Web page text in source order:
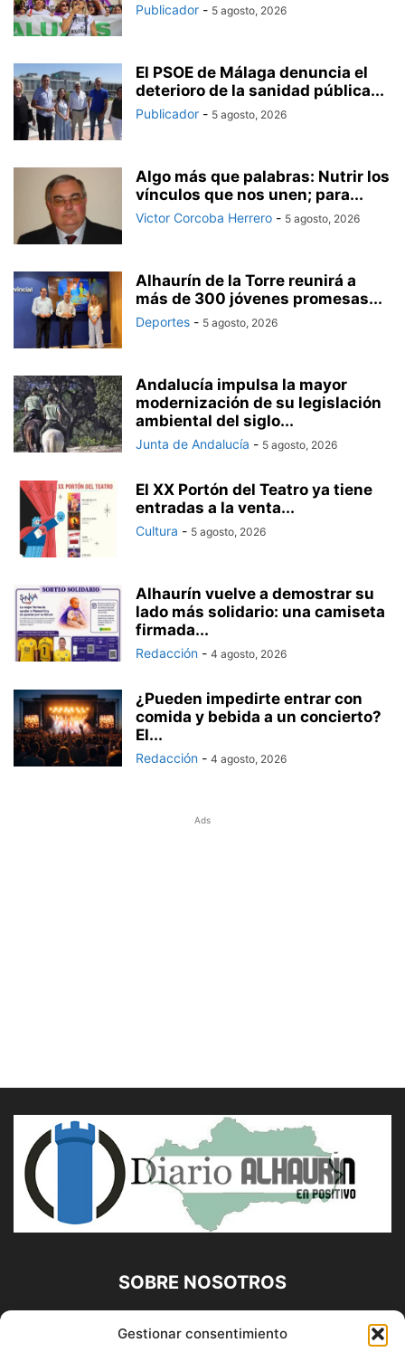
Gestionar consentimiento
Publicador - 5 agosto, 2026
El PSOE de Málaga denuncia el
deterioro de la sanidad pública...
Publicador - 5 agosto, 2026
Algo más que palabras: Nutrir los
vínculos que nos unen; para...
Victor Corcoba Herrero - 5 agosto, 2026
Alhaurín de la Torre reunirá a
más de 300 jóvenes promesas...
Deportes - 5 agosto, 2026
Andalucía impulsa la mayor
modernización de su legislación
ambiental del siglo...
Junta de Andalucía - 5 agosto, 2026
El XX Portón del Teatro ya tiene
entradas a la venta...
Cultura - 5 agosto, 2026
Alhaurín vuelve a demostrar su
lado más solidario: una camiseta
firmada...
Redacción - 4 agosto, 2026
¿Pueden impedirte entrar con
comida y bebida a un concierto?
El...
Redacción - 4 agosto, 2026
Ads
SOBRE NOSOTROS
Diario Alhaurín (www.alhaurindelatorre.com) Propiedad de
Francisco E. López López | 639 95 71 95 | Noticias de